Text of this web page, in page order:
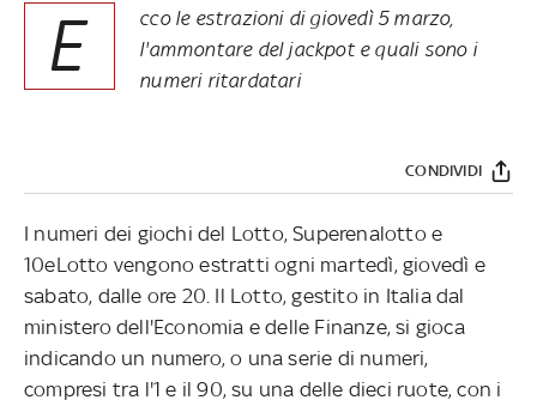
E
cco le estrazioni di giovedì 5 marzo,
l'ammontare del jackpot e quali sono i
numeri ritardatari
CONDIVIDI
I numeri dei giochi del Lotto, Superenalotto e
10eLotto vengono estratti ogni martedì, giovedì e
sabato, dalle ore 20. Il Lotto, gestito in Italia dal
ministero dell'Economia e delle Finanze, si gioca
indicando un numero, o una serie di numeri,
compresi tra l'1 e il 90, su una delle dieci ruote, con i